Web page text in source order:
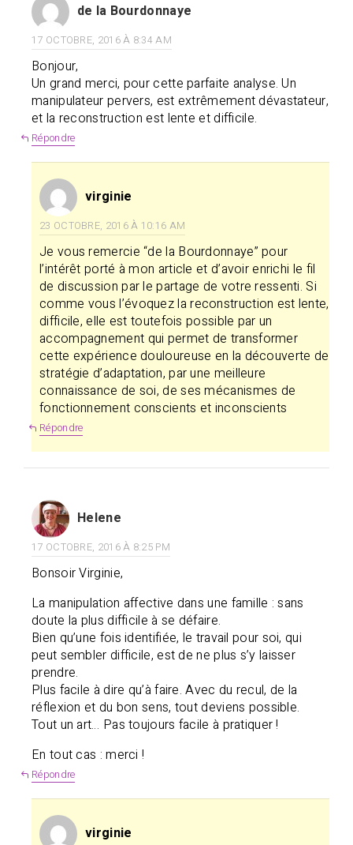
de la Bourdonnaye
17 OCTOBRE, 2016 À 8:34 AM
Bonjour,
Un grand merci, pour cette parfaite analyse. Un
manipulateur pervers, est extrêmement dévastateur,
et la reconstruction est lente et difficile.
Répondre
virginie
23 OCTOBRE, 2016 À 10:16 AM
Je vous remercie “de la Bourdonnaye” pour
l’intérêt porté à mon article et d’avoir enrichi le fil
de discussion par le partage de votre ressenti. Si
comme vous l’évoquez la reconstruction est lente,
difficile, elle est toutefois possible par un
accompagnement qui permet de transformer
cette expérience douloureuse en la découverte de
stratégie d’adaptation, par une meilleure
connaissance de soi, de ses mécanismes de
fonctionnement conscients et inconscients
Répondre
Helene
17 OCTOBRE, 2016 À 8:25 PM
Bonsoir Virginie,
La manipulation affective dans une famille : sans
doute la plus difficile à se défaire.
Bien qu’une fois identifiée, le travail pour soi, qui
peut sembler difficile, est de ne plus s’y laisser
prendre.
Plus facile à dire qu’à faire. Avec du recul, de la
réflexion et du bon sens, tout deviens possible.
Tout un art… Pas toujours facile à pratiquer !
En tout cas : merci !
Répondre
virginie